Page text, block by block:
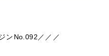
ン No.092 ／／／